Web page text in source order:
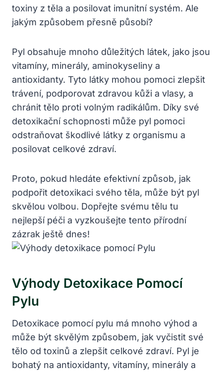
toxiny z těla a posilovat imunitní systém. Ale
jakým způsobem přesně působí?
Pyl obsahuje mnoho důležitých látek, jako jsou
vitamíny, minerály, aminokyseliny a
antioxidanty. Tyto látky mohou pomoci zlepšit
trávení, podporovat zdravou kůži a vlasy, a
chránit tělo proti volným radikálům. Díky své
detoxikační schopnosti může pyl pomoci
odstraňovat škodlivé látky z organismu a
posilovat celkové zdraví.
Proto, pokud hledáte efektivní způsob, jak
podpořit detoxikaci svého těla, může být pyl
skvělou volbou. Dopřejte svému tělu tu
nejlepší péči a vyzkoušejte tento přírodní
zázrak ještě dnes!
Výhody Detoxikace Pomocí
Pylu
Detoxikace pomocí pylu má mnoho výhod a
může být skvělým způsobem, jak vyčistit své
tělo od toxinů a zlepšit celkové zdraví. Pyl je
bohatý na antioxidanty, vitamíny, minerály a